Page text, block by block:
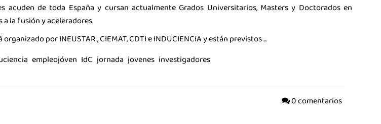
Talento
Únete
acuden de toda España y cursan actualmente Grados Universitarios, Masters y Doctorados en
la fusión y aceleradores.
por INEUSTAR , CIEMAT, CDTI e INDUCIENCIA y están previstos ...
empleojóven IdC jornada jovenes investigadores
0 comentarios